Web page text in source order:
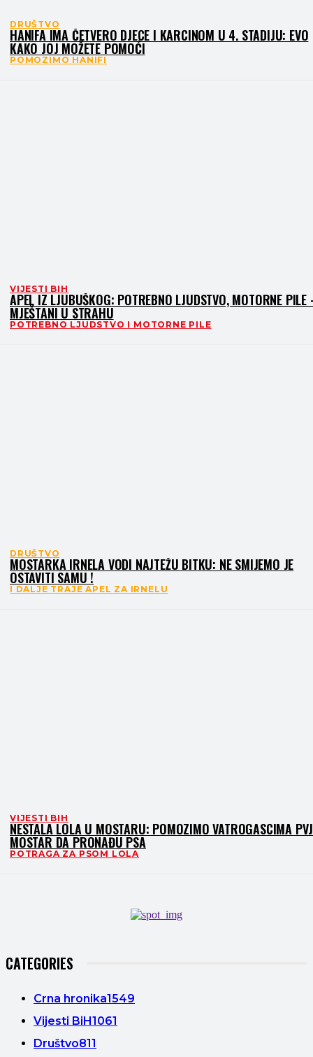
DRUŠTVO
HANIFA IMA ČETVERO DJECE I KARCINOM U 4. STADIJU: EVO
KAKO JOJ MOŽETE POMOĆI
POMOZIMO HANIFI
VIJESTI BIH
APEL IZ LJUBUŠKOG: POTREBNO LJUDSTVO, MOTORNE PILE
MJEŠTANI U STRAHU
POTREBNO LJUDSTVO I MOTORNE PILE
DRUŠTVO
MOSTARKA IRNELA VODI NAJTEŽU BITKU: NE SMIJEMO JE
OSTAVITI SAMU !
I DALJE TRAJE APEL ZA IRNELU
VIJESTI BIH
NESTALA LOLA U MOSTARU: POMOZIMO VATROGASCIMA PVJ
MOSTAR DA PRONAĐU PSA
POTRAGA ZA PSOM LOLA
CATEGORIES
Crna hronika1549
Vijesti BiH 1061
Društvo811